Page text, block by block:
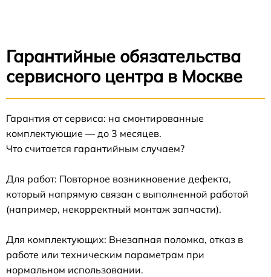
Гарантийные обязательства
сервисного центра в Москве
Гарантия от сервиса: на смонтированные
комплектующие — до 3 месяцев.
Что считается гарантийным случаем?
Для работ: Повторное возникновение дефекта,
который напрямую связан с выполненной работой
(например, некорректный монтаж запчасти).
Для комплектующих: Внезапная поломка, отказ в
работе или техническим параметрам при
нормальном использовании.